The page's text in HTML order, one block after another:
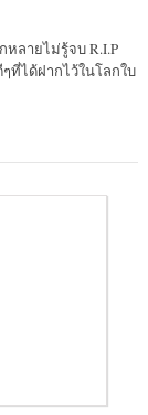
หลายไม่รู้จบ R.I.P
ที่ได้ฝากไว้ในโลกใบ